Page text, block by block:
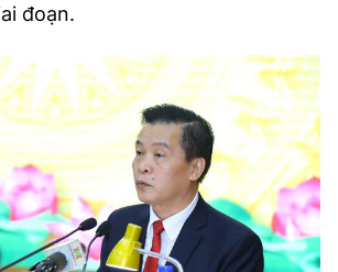
đoạn.